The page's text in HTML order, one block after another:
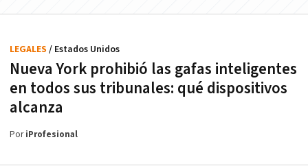
Nueva York prohibió las gafas inteligentes
en todos sus tribunales: qué dispositivos
alcanza
LEGALES / Estados Unidos
PoriProfesional